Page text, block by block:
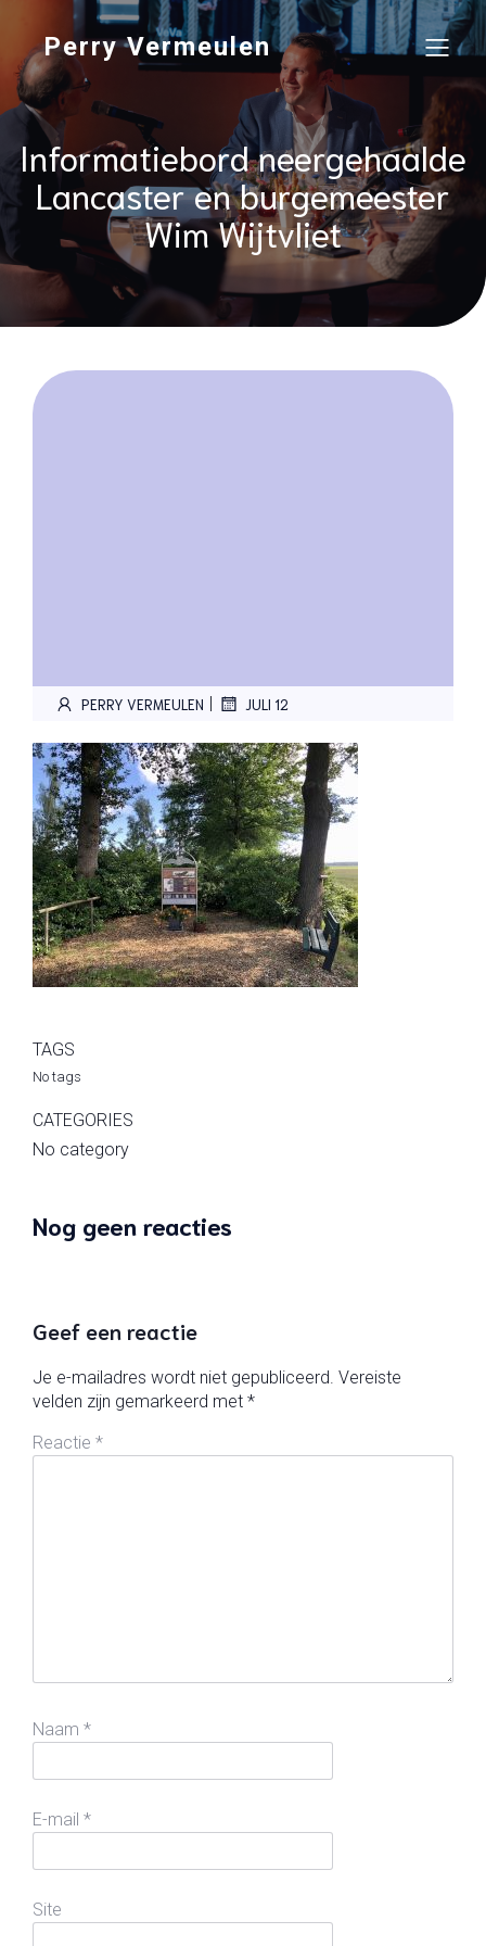
Perry Vermeulen
Informatiebord neergehaalde
Lancaster en burgemeester
Wim Wijtvliet
PERRY VERMEULEN | JULI 12
TAGS
No tags
CATEGORIES
No category
Nog geen reacties
Geef een reactie
Je e-mailadres wordt niet gepubliceerd. Vereiste
velden zijn gemarkeerd met *
Reactie *
Naam *
E-mail *
Site